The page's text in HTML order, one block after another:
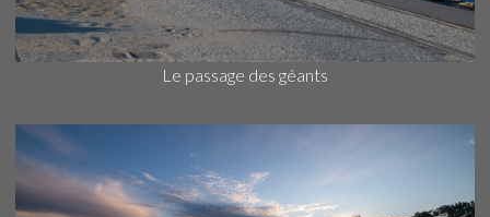
Le passage des géants